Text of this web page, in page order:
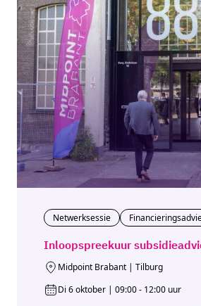
Inloopspreekuur
Netwerksessie
Midpoint Brabant | Tilburg
Di 6 oktober | 09:00 - 12:00 uur